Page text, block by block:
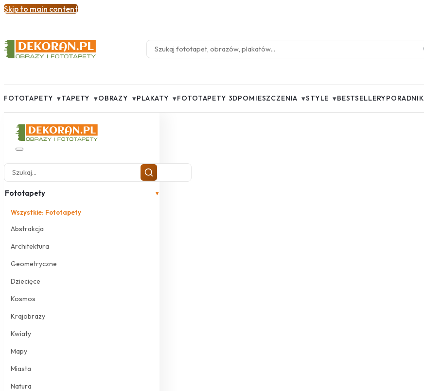
Skip to main content
FOTOTAPETY ▾TAPETY ▾OBRAZY ▾PLAKATY ▾FOTOTAPETY 3DPOMIESZCZENIA ▾STYLE ▾BESTSELLERYPORADNIK
Fototapety ▾
Wszystkie: Fototapety
Abstrakcja
Architektura
Geometryczne
Dziecięce
Kosmos
Krajobrazy
Kwiaty
Mapy
Miasta
Natura